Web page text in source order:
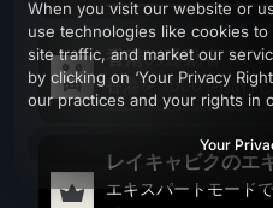
香港の通勤者
香港を 1000 回旅行
レイキャビクのエ
エキスパートモード
When you visit our website or
use technologies like cookies
site traffic, and market our
by clicking on ‘Your Privacy
our practices and your rights in
Your